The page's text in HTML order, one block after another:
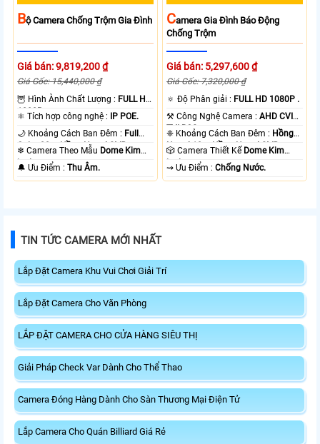
BỘ Camera Chống Trộm Gia Đình
Giá bán: 9,819,200 ₫
Giá Gốc: 15,440,000 ₫
🦉 Hình Ành Chất Lượng : FULL HD
1080P .
⚛️ Tích hợp công nghệ : IP POE.
🌙 Khoảng Cách Ban Đêm : Full
Color 20m Hồng Ngoại SMD.
❄ Camera Theo Mẫu Dome Kim
loại.
️🔔 Ưu Điểm :Thu Âm.
CAmera Gia Đình Báo Động
Chống Trộm
Giá bán: 5,297,600 ₫
Giá Gốc: 7,320,000 ₫
🔅 Độ Phân giải : FULL HD 1080P .
⚒ Công Nghệ Camera :AHD CVI
TVI BCS.
❈ Khoảng Cách Ban Đêm : Hồng
Ngoại 10m Hồng Ngoại SMD.
🎲 Camera Thiết Kế Dome Kim
loại.
️⇝ Ưu Điểm :Chống Nước.
TIN TỨC CAMERA MỚI NHẤT
Lắp Đặt Camera Khu Vui Chơi Giải Trí
Lắp Đặt Camera Cho Văn Phòng
LẮP ĐẶT CAMERA CHO CỬA HÀNG SIÊU THỊ
Giải Pháp Check Var Dành Cho Thể Thao
Camera Đóng Hàng Dành Cho Sàn Thương Mại Điện Tử
Lắp Camera Cho Quán Billiard Giá Rẻ